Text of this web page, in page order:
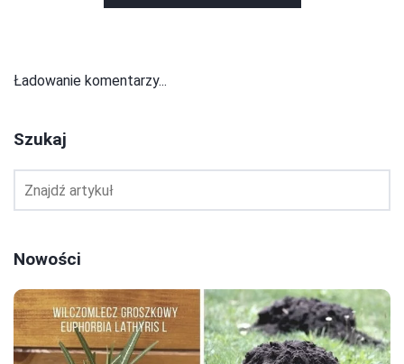
Ładowanie komentarzy...
Szukaj
Nowości